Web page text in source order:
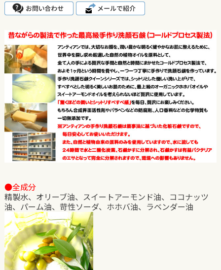
●全成分
精製水、オリーブ油、スイートアーモンド油、ココナッツ
油、パーム油、苛性ソーダ、ホホバ油、ラベンダー油